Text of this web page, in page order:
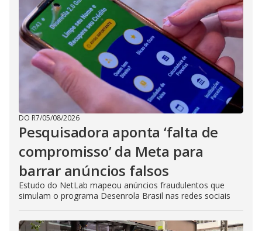
i
d
e
o
DO R7/05/08/2026
Pesquisadora aponta ‘falta de
compromisso’ da Meta para
barrar anúncios falsos
Estudo do NetLab mapeou anúncios fraudulentos que
simulam o programa Desenrola Brasil nas redes sociais